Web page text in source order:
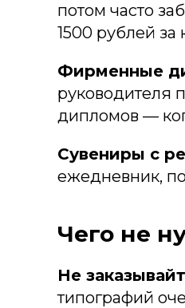
потом часто
1500 рублей за
Фирменные
руководителя
дипломов —
Сувениры с
ежедневник,
Чего не
Не
типографий